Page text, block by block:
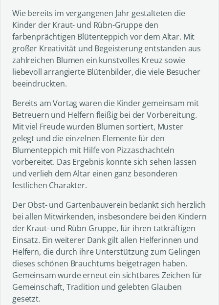
Wie bereits im vergangenen Jahr gestalteten die
Kinder der Kraut- und Rübn-Gruppe den
farbenprächtigen Blütenteppich vor dem Altar. Mit
großer Kreativität und Begeisterung entstanden aus
zahlreichen Blumen ein kunstvolles Kreuz sowie
liebevoll arrangierte Blütenbilder, die viele Besucher
beeindruckten.
Bereits am Vortag waren die Kinder gemeinsam mit
Betreuern und Helfern fleißig bei der Vorbereitung.
Mit viel Freude wurden Blumen sortiert, Muster
gelegt und die einzelnen Elemente für den
Blumenteppich mit Hilfe von Pizzaschachteln
vorbereitet. Das Ergebnis konnte sich sehen lassen
und verlieh dem Altar einen ganz besonderen
festlichen Charakter.
Der Obst- und Gartenbauverein bedankt sich herzlich
bei allen Mitwirkenden, insbesondere bei den Kindern
der Kraut- und Rübn Gruppe, für ihren tatkräftigen
Einsatz. Ein weiterer Dank gilt allen Helferinnen und
Helfern, die durch ihre Unterstützung zum Gelingen
dieses schönen Brauchtums beigetragen haben.
Gemeinsam wurde erneut ein sichtbares Zeichen für
Gemeinschaft, Tradition und gelebten Glauben
gesetzt.